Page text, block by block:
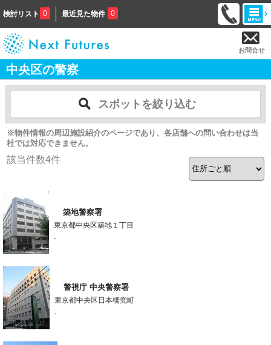
検討リスト 0 最近見た物件 0
お問合せ
中央区の警察
スポットを絞り込む
※物件情報の周辺施設紹介のページであり、各店舗への問い合わせは当
社では対応できません。
該当件数4件
築地警察署
東京都中央区築地１丁目
-
警視庁 中央警察署
東京都中央区日本橋兜町
-